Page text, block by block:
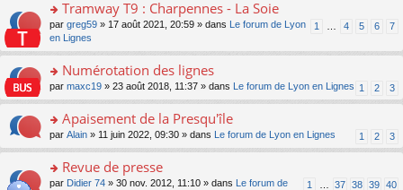
c
e
nt
le
u
c
e
nt
n
o
n
lu
le
u
ré
c
e
s
s
a
n
o
n
lu
pl
s
ré
er
le
m
e
s
s
e
n
o
n
o
n
s
er
le
m
e
s
g
e
Tramway T9 : Charpennes - La Soie
1 4 5 6 7
par greg59 » 17 août 2021, 20:59 » dans
Le forum de Lyon
en Lignes
o
n
ult
er
le
m
e
Numérotation des lignes
1 2 3
par maxc19 » 23 août 2018, 11:37 » dans Le forum de Lyon en Lignes
o
n
ult
Apaisement de la Presqu'île
1 2 3
par Alain » 11 juin 2022, 09:30 » dans Le forum de Lyon en Lignes
o
Revue de presse
1 37 38 39 40
par Didier 74 » 30 nov. 2012, 11:10 » dans
Le forum de